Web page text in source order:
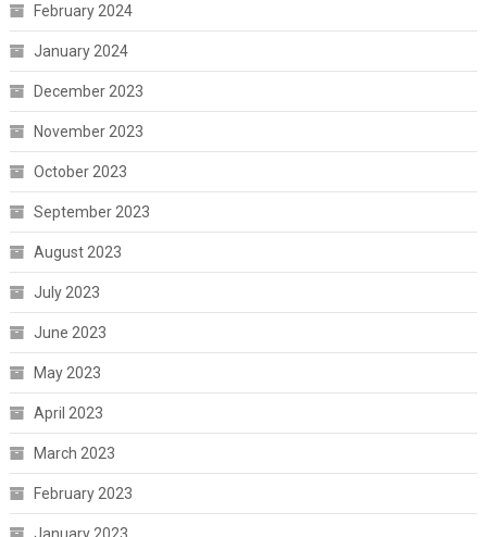
February 2024
January 2024
December 2023
November 2023
October 2023
September 2023
August 2023
July 2023
June 2023
May 2023
April 2023
March 2023
February 2023